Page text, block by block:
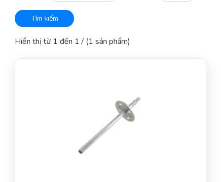
Tìm kiếm
Hiển thị từ 1 đến 1 / (1 sản phẩm)